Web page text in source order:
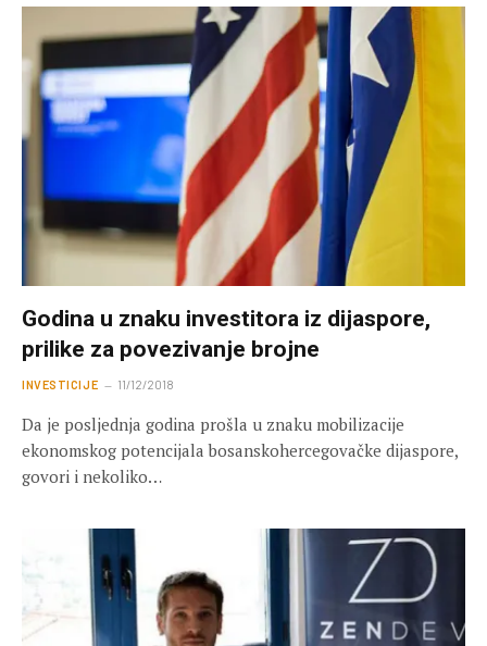
Godina u znaku investitora iz dijaspore,
prilike za povezivanje brojne
INVESTICIJE 11/12/2018
Da je posljednja godina prošla u znaku mobilizacije
ekonomskog potencijala bosanskohercegovačke dijaspore,
govori i nekoliko…